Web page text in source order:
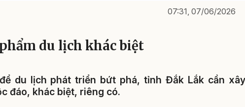
07:31, 07/06/2026
du lịch khác biệt
du lịch phát triển bứt phá, tỉnh Đắk Lắk cần xây
đáo, khác biệt, riêng có.